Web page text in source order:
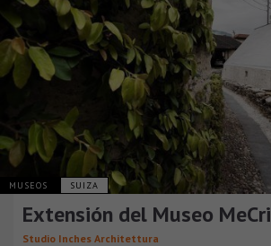
MUSEOS SUIZA
Extensión del Museo MeCri
Studio Inches Architettura